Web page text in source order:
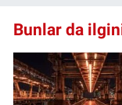
Bunlar da